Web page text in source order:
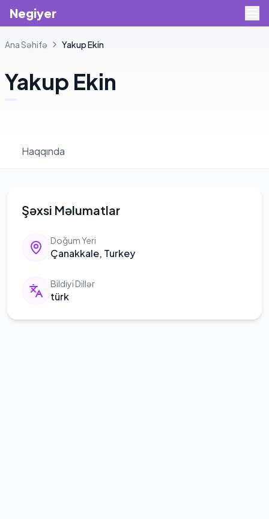
Negiyer
Ana Səhifə YakupEkin
Yakup Ekin
Haqqında
Şəxsi Məlumatlar
Doğum Yeri
Çanakkale, Turkey
Bildiyi Dillər
türk